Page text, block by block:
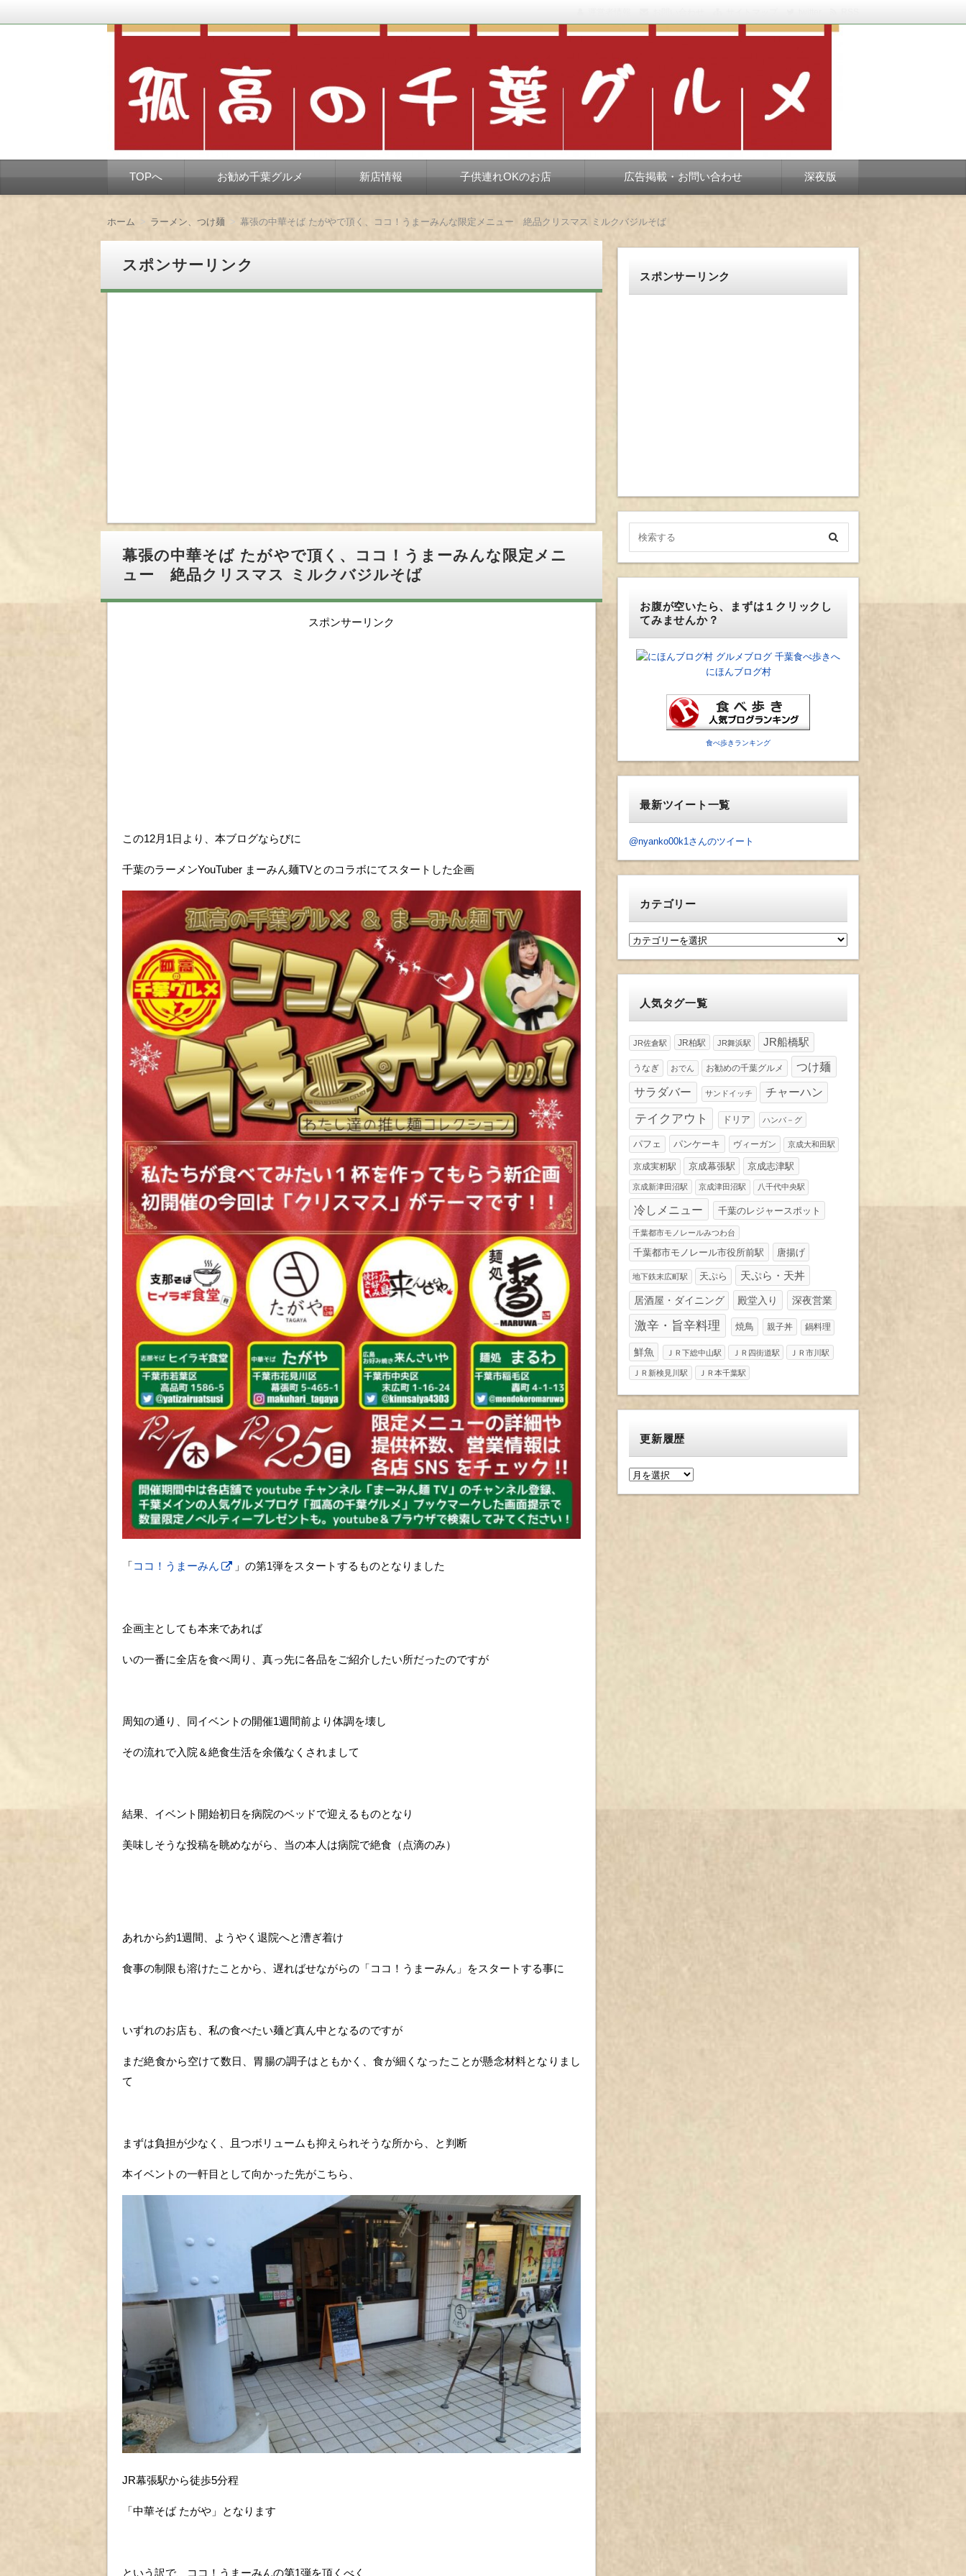
孤高の千葉グルメ
千葉市を中心とした、孤独なようで孤独でもない、ちょっと孤高な食べ歩き。だいたい当たりますが、時々派手にスベります。
TOPへ お勧め千葉グルメ 新店情報 子供連れOKのお店 広告掲載・お問い合わせ 深夜版
ホーム ラーメン、つけ麺 幕張の中華そば たがやで頂く、ココ！うまーみんな限定メニュー 絶品クリスマス ミルクバジルそば
スポンサーリンク
幕張の中華そば たがやで頂く、ココ！うまーみんな限定メニ
ュー 絶品クリスマス ミルクバジルそば
スポンサーリンク
この12月1日より、本ブログならびに
千葉のラーメンYouTuber まーみん麺TVとのコラボにてスタートした企画
「ココ！うまーみん 」の第1弾をスタートするものとなりました
企画主としても本来であれば
いの一番に全店を食べ周り、真っ先に各品をご紹介したい所だったのですが
周知の通り、同イベントの開催1週間前より体調を壊し
その流れで入院＆絶食生活を余儀なくされまして
結果、イベント開始初日を病院のベッドで迎えるものとなり
美味しそうな投稿を眺めながら、当の本人は病院で絶食（点滴のみ）
あれから約1週間、ようやく退院へと漕ぎ着け
食事の制限も溶けたことから、遅ればせながらの「ココ！うまーみん」をスタートする事に
いずれのお店も、私の食べたい麺ど真ん中となるのですが
まだ絶食から空けて数日、胃腸の調子はともかく、食が細くなったことが懸念材料となりまし
て
まずは負担が少なく、且つボリュームも抑えられそうな所から、と判断
本イベントの一軒目として向かった先がこちら、
JR幕張駅から徒歩5分程
「中華そば たがや」となります
という訳で、ココ！うまーみんの第1弾を頂くべく
スポンサーリンク
お腹が空いたら、まずは１クリックし
てみませんか？
にほんブログ村
食べ歩きランキング
最新ツイート一覧
@nyanko00k1さんのツイート
カテゴリー
カ
人気タグ一覧
JR佐倉駅 JR柏駅 JR舞浜駅 JR船橋駅
うなぎ おでん お勧めの千葉グルメ つけ麺
サラダバー サンドイッチ チャーハン
テイクアウト ドリア ハンバ－グ
パフェ パンケーキ ヴィーガン 京成大和田駅
京成実籾駅 京成幕張駅 京成志津駅
京成新津田沼駅 京成津田沼駅 八千代中央駅
冷しメニュー 千葉のレジャースポット
千葉都市モノレールみつわ台
千葉都市モノレール市役所前駅 唐揚げ
地下鉄末広町駅 天ぷら 天ぷら・天丼
居酒屋・ダイニング 殿堂入り 深夜営業
激辛・旨辛料理 焼鳥 親子丼 鍋料理
鮮魚 ＪＲ下総中山駅 ＪＲ四街道駅 ＪＲ市川駅
ＪＲ新検見川駅 ＪＲ本千葉駅
更新履歴
更